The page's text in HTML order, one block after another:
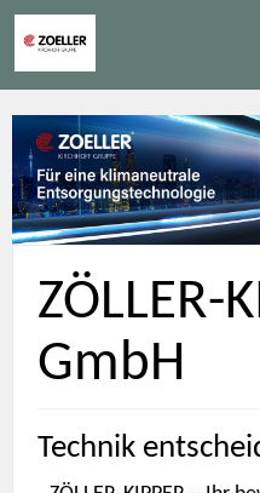
ZÖLLER-
GmbH
Technik